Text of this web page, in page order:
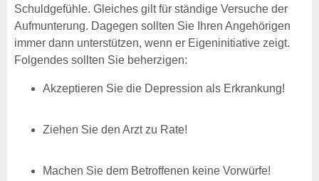
Schuldgefühle. Gleiches gilt für ständige Versuche der
Aufmunterung. Dagegen sollten Sie Ihren Angehörigen
immer dann unterstützen, wenn er Eigeninitiative zeigt.
Folgendes sollten Sie beherzigen:
Akzeptieren Sie die Depression als Erkrankung!
Ziehen Sie den Arzt zu Rate!
Machen Sie dem Betroffenen keine Vorwürfe!